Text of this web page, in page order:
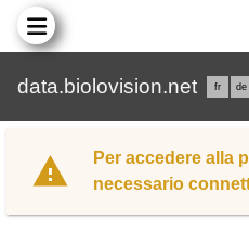
data.biolovision.net fr de
Per accedere alla
necessario